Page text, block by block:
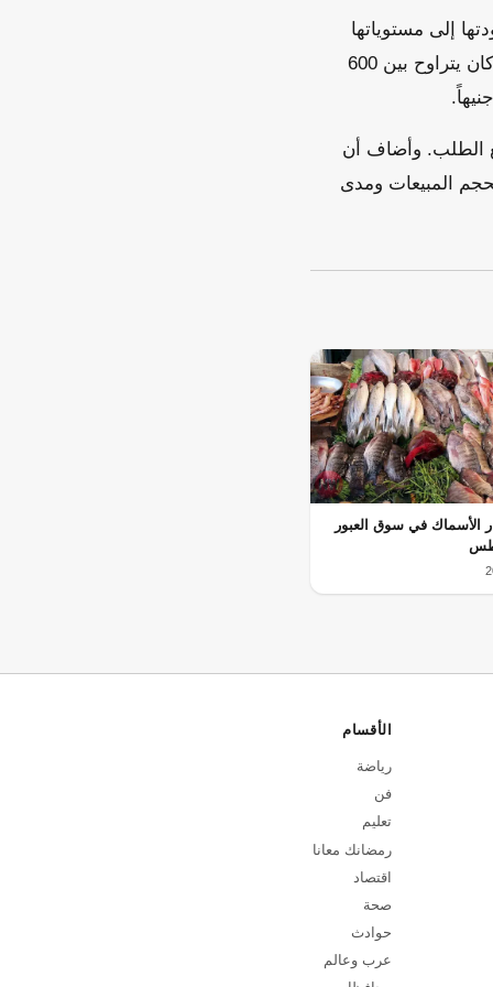
إلى مستوياتها
الطبيعية. ويتوقع عبد الحليم أن يصل سعر كيلو الفسيخ إلى ما بين 300 و400 جنيه، بعد أن كان يتراوح بين 600
الطلب. وأضاف أن
المبيعات ومدى
الأسماك في سوق العبور
الأقسام
رياضة
فن
تعليم
رمضانك معانا
اقتصاد
صحة
حوادث
عرب وعالم